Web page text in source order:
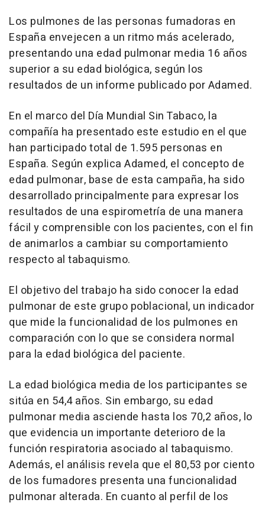
Los pulmones de las personas fumadoras en
España envejecen a un ritmo más acelerado,
presentando una edad pulmonar media 16 años
superior a su edad biológica, según los
resultados de un informe publicado por Adamed.
En el marco del Día Mundial Sin Tabaco, la
compañía ha presentado este estudio en el que
han participado total de 1.595 personas en
España. Según explica Adamed, el concepto de
edad pulmonar, base de esta campaña, ha sido
desarrollado principalmente para expresar los
resultados de una espirometría de una manera
fácil y comprensible con los pacientes, con el fin
de animarlos a cambiar su comportamiento
respecto al tabaquismo.
El objetivo del trabajo ha sido conocer la edad
pulmonar de este grupo poblacional, un indicador
que mide la funcionalidad de los pulmones en
comparación con lo que se considera normal
para la edad biológica del paciente.
La edad biológica media de los participantes se
sitúa en 54,4 años. Sin embargo, su edad
pulmonar media asciende hasta los 70,2 años, lo
que evidencia un importante deterioro de la
función respiratoria asociado al tabaquismo.
Además, el análisis revela que el 80,53 por ciento
de los fumadores presenta una funcionalidad
pulmonar alterada. En cuanto al perfil de los